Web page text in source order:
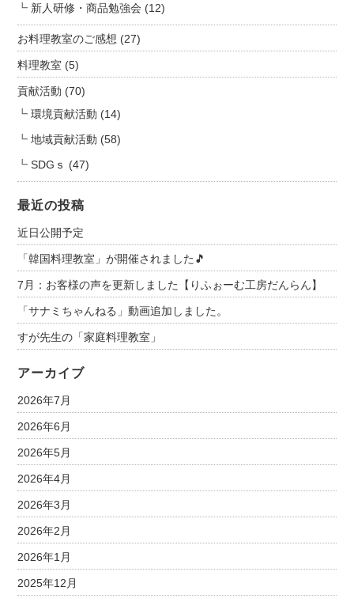
新人研修・商品勉強会 (12)
お料理教室のご感想 (27)
料理教室 (5)
貢献活動 (70)
環境貢献活動 (14)
地域貢献活動 (58)
SDGｓ (47)
最近の投稿
近日公開予定
「韓国料理教室」が開催されました🎵
7月：お客様の声を更新しました【りふぉーむ工房だんらん】
「サナミちゃんねる」動画追加しました。
すが先生の「家庭料理教室」
アーカイブ
2026年7月
2026年6月
2026年5月
2026年4月
2026年3月
2026年2月
2026年1月
2025年12月